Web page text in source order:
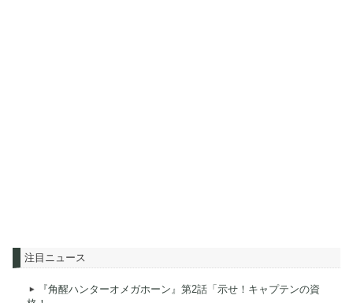
注目ニュース
『角醒ハンターオメガホーン』第2話「示せ！キャプテンの資